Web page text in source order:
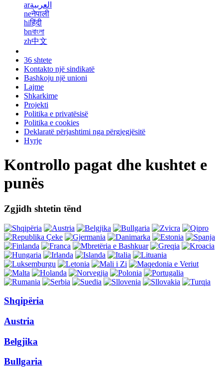
arالعربية
neनेपाली
hiहिंदी
bnবাংলা
zh中文
36 shtete
Kontakto një sindikatë
Bashkoju një unioni
Lajme
Shkarkime
Projekti
Politika e privatësisë
Politika e cookies
Deklaratë përjashtimi nga përgjegjësitë
Hyrje
Kontrollo pagat dhe kushtet e
punës
Zgjidh shtetin tënd
Shqipëria
Austria
Belgjika
Bullgaria